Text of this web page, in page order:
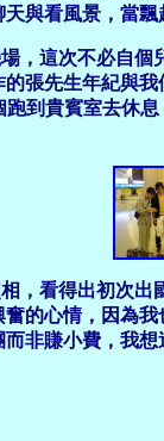
與看風景，當
，這次不必自個
張先生年紀與
跑到貴賓室去休
，看得出初次
的心情，因為
非賺小費，我想